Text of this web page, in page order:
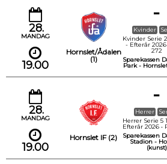
28.
MANDAG
19.00
Hornslet/Ådalen
(1)
-
Kvinder
Kvinder Serie 2
- Efterår 2026
272
Sparekassen
Park -
28.
MANDAG
19.00
Hornslet IF (2)
-
Herrer
Herrer Serie 5
Efterår 2026 •
Sparekassen
Stadion -
(kunst)